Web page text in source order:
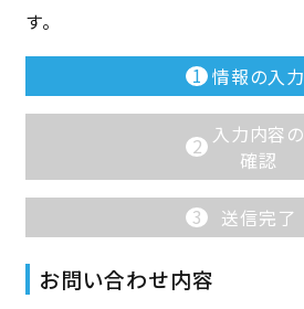
す。
1 情報の入力
2 入力内容の
確認
3 送信完了
お問い合わせ内容